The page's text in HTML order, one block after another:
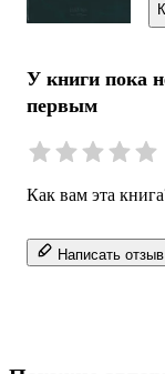
У книги пока
первым
Как вам эта
Написать отзыв